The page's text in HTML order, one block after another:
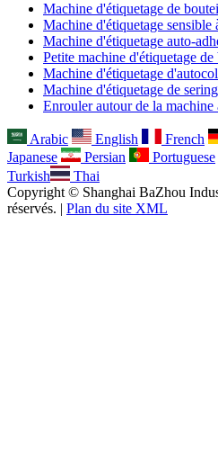
Machine d'étiquetage de
Machine d'étiquetage sensible
Machine d'étiquetage auto-
Petite machine d'étiquetage
Machine d'étiquetage
Machine d'étiquetage de
Enrouler autour de la machine
Arabic English French
Japanese
Persian Portuguese
Turkish
Thai
Copyright © Shanghai BaZhou
réservés. | Plan du site XML